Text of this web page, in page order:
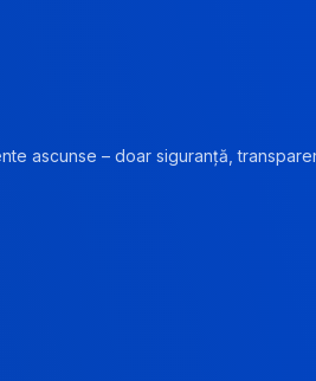
ascunse – doar siguranță,